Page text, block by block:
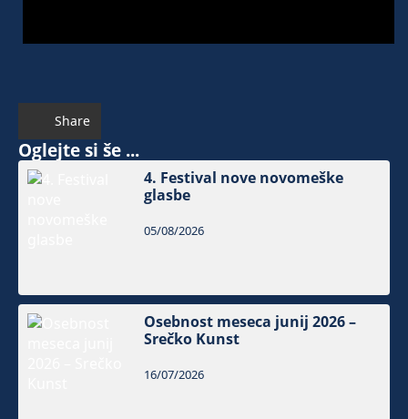
Share
Oglejte si še ...
4. Festival nove novomeške
glasbe
05/08/2026
Osebnost meseca junij 2026 –
Srečko Kunst
16/07/2026